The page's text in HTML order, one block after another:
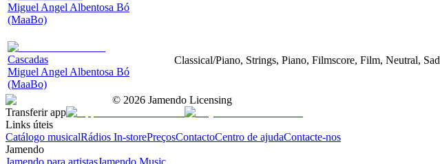
Miguel Angel Albentosa Bó
(MaaBo)
Cascadas
Miguel Angel Albentosa Bó
(MaaBo)
Classical/Piano, Strings, Piano, Filmscore, Film, Neutral, Sad
© 2026 Jamendo Licensing
Transferir app
Links úteis
Catálogo musicalRádios In-storePreçosContactoCentro de ajudaContacte-nos
Jamendo
Jamendo para artistasJamendo Music